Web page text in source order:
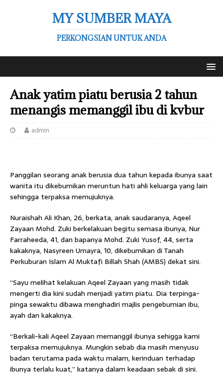
MY SUMBER MAYA
PERKONGSIAN UNTUK ANDA
Anak yatim piatu berusia 2 tahun
menangis memanggil ibu di kvbur
admin
Panggilan seorang anak berusia dua tahun kepada ibunya saat
wanita itu dikebumikan meruntun hati ahli keluarga yang lain
sehingga terpaksa memujuknya.
Nuraishah Ali Khan, 26, berkata, anak saudaranya, Aqeel
Zayaan Mohd. Zuki berkelakuan begitu semasa ibunya, Nur
Farraheeda, 41, dan bapanya Mohd. Zuki Yusof, 44, serta
kakaknya, Nasyreen Umayra, 10, dikebumikan di Tanah
Perkuburan Islam Al Muktafi Billah Shah (AMBS) dekat sini.
“Sayu melihat kelakuan Aqeel Zayaan yang masih tidak
mengerti dia kini sudah menjadi yatim piatu. Dia terpinga-
pinga sewaktu dibawa menghadiri ­majlis pengebumian ibu,
ayah dan kakaknya.
“Berkali-kali Aqeel Zayaan memanggil ibunya sehigga kami
terpaksa memujuknya. Mungkin sebab dia masih menyusu
badan terutama pada waktu malam, kerinduan terhadap
ibunya terlalu kuat,” katanya dalam keadaan sebak di sini.